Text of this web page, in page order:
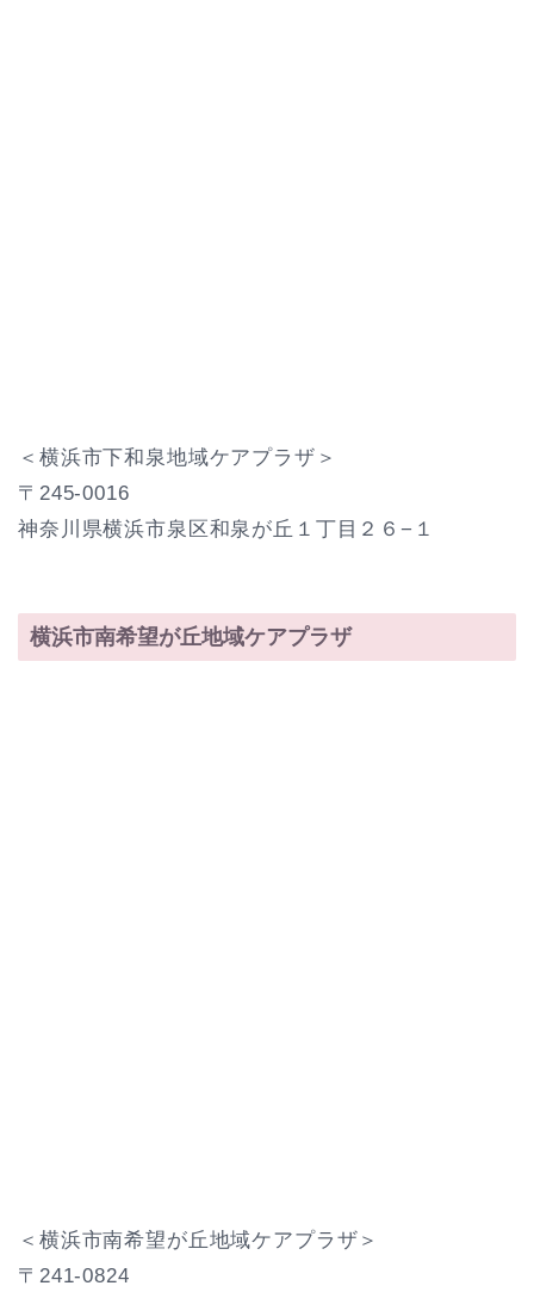
＜横浜市下和泉地域ケアプラザ＞
〒245-0016
神奈川県横浜市泉区和泉が丘１丁目２６−１
横浜市南希望が丘地域ケアプラザ
＜横浜市南希望が丘地域ケアプラザ＞
〒241-0824